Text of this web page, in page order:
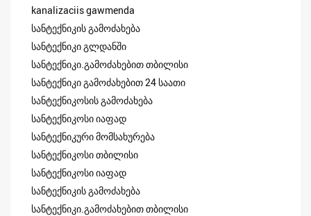
kanalizaciis gawmenda
სანტექნიკის გამოძახება
სანტექნიკი გლდანში
სანტექნიკი.გამოძახებით თბილისი
სანტექნიკი გამოძახებით 24 საათი
სანტექნიკოსის გამოძახება
სანტექნიკოსი იაფად
სანტექნიკური მომსახურება
სანტექნიკოსი თბილისი
სანტექნიკოსი იაფად
სანტექნიკის გამოძახება
სანტექნიკი.გამოძახებით თბილისი